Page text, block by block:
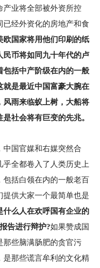
产业将全部被外资所控
经外资化的房地产和食
欧国家将用他们印刷的纸
币将如同九十年代的卢
括中产阶级在内的一般
是最近中国富豪大腕在
雨来临蚁上树，大船将
社会将有巨变的先兆。
中国官媒和右媒突然合
全都卷入了人类历史上
括白领在内的一般老百
供大家一个最简单也是
什么人在欢呼国有企业的
告进行辩护?如果赞成国
那些脑满肠肥的贪官污
是那些谎言牟利的文化精